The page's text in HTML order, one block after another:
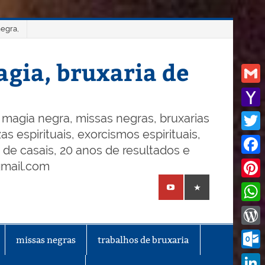
bruxaria de
negra, missas negras, bruxarias
espirituais, exorcismos espirituais,
casais, 20 anos de resultados e
missas negras trabalhos de bruxaria
Gmail
Mail